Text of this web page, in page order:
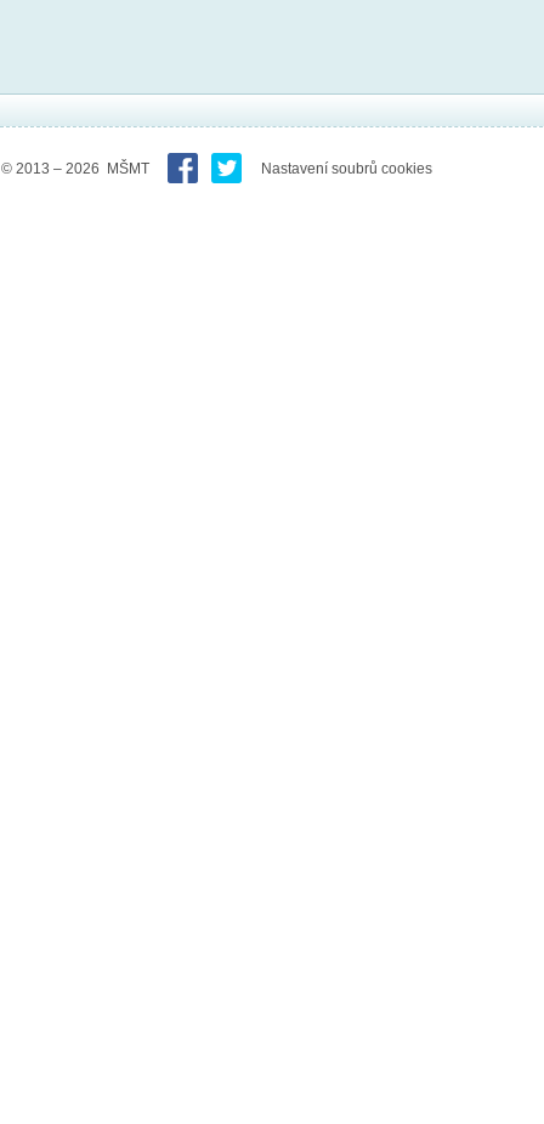
© 2013 – 2026 MŠMT Nastavení soubrů cookies